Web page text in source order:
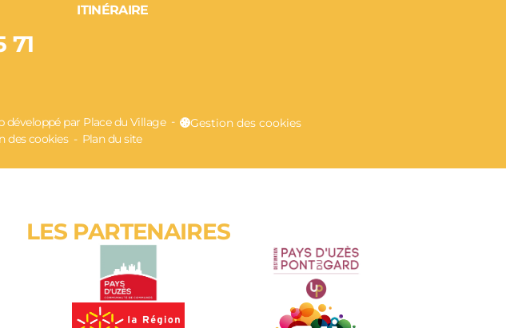
ITINÉRAIRE
71
développé par Place du Village
Gestion des cookies
des cookies Plan du site
LES PARTENAIRES